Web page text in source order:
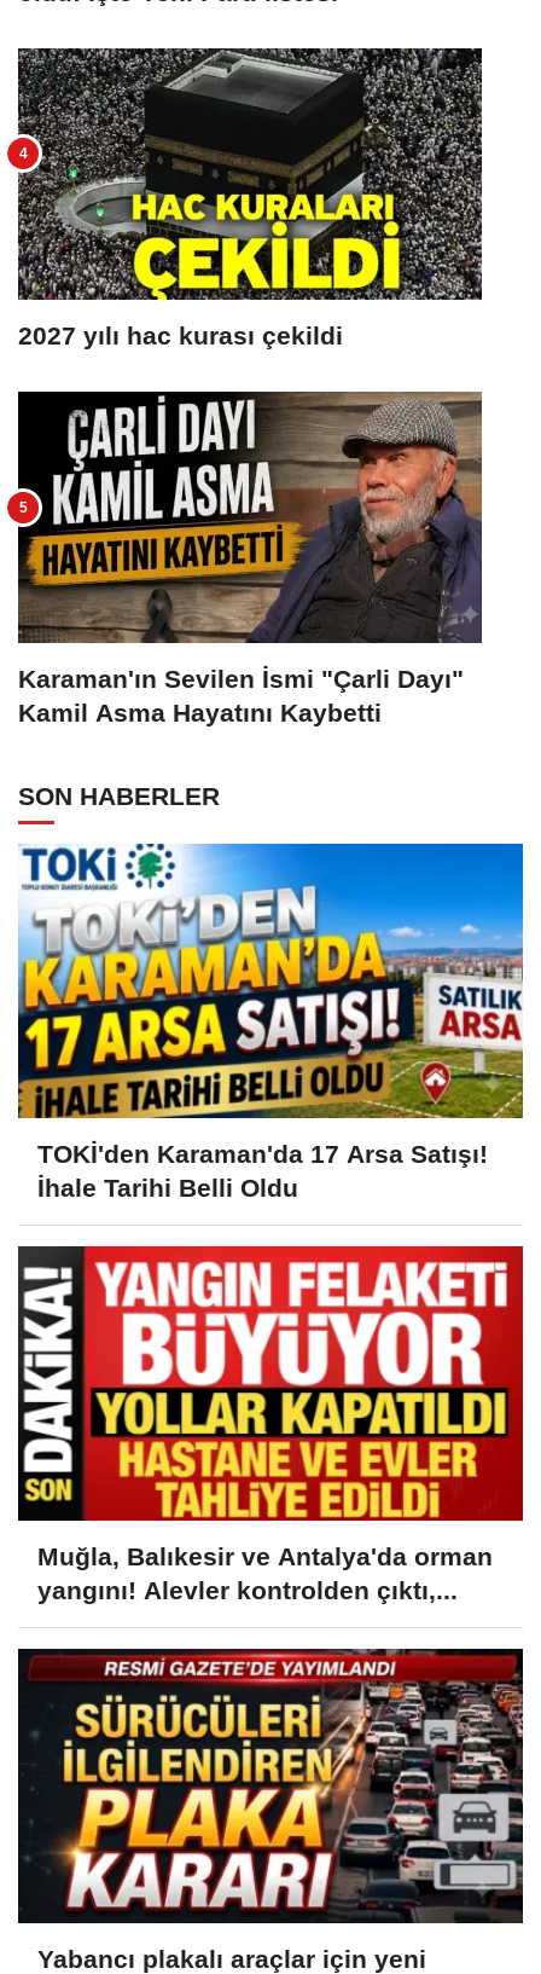
2027 yılı hac kurası çekildi
Karaman'ın Sevilen İsmi "Çarli Dayı"
Kamil Asma Hayatını Kaybetti
SON HABERLER
TOKİ'den Karaman'da 17 Arsa Satışı!
İhale Tarihi Belli Oldu
Muğla, Balıkesir ve Antalya'da orman
yangını! Alevler kontrolden çıktı,...
Yabancı plakalı araçlar için yeni